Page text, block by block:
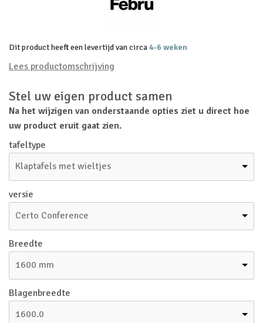
Dit product heeft een levertijd van circa4-6 weken
Lees productomschrijving
Stel uw eigen product samen
Na het wijzigen van onderstaande opties ziet u direct hoe
uw product eruit gaat zien.
tafeltype
Klaptafels met wieltjes
versie
Certo Conference
Breedte
1600 mm
Blagenbreedte
1600.0